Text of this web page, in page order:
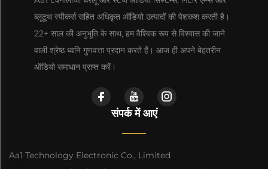
ब्लूटूथ स्पीकर्स सहित अधिकृत ऑडियो उत्पादों की पेशकश करती है।
22+ साल की अनुभूति के साथ, हम वैश्विक रूप से विश्वास की जाने
वाली श्रेष्ठ ध्वनि गुणवत्ता प्रदान करते हैं। आज ही अपने बेहतरीन
ऑडियो समाधान प्राप्त करें।
संपर्क में आएं
Aa1 Technology Electronic Co., Limited